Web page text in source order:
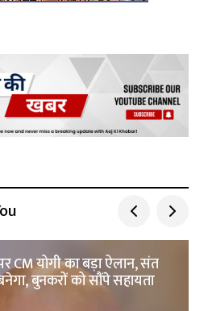
CM योगी का बड़ा ऐलान, संत
बुनकरों को सौंपे सहायता